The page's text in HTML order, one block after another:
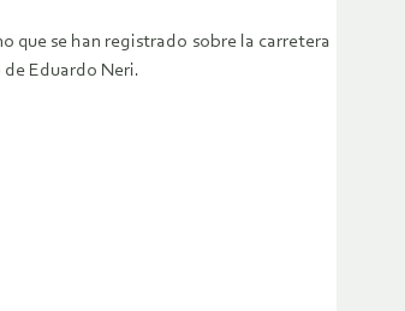
que se han registrado sobre la carretera
Eduardo Neri.